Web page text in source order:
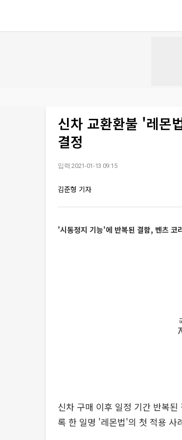
신차 교환환불 '레몬
결정
입력 2021-01-13 09:15
김준형 기자
'시동정지 기능'에 반복된 결함, 벤츠
신차 구매 이후 일정 기간 반복
록 한 일명 '레몬법'의 첫 적용 사